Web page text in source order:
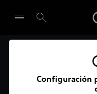
Seleccionar
El
Configuración